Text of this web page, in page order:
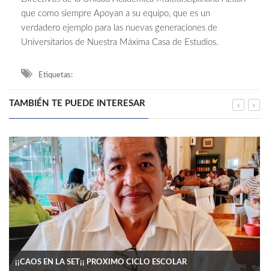
que como siempre Apoyan a su equipo, que es un
verdadero ejemplo para las nuevas generaciones de
Universitarios de Nuestra Máxima Casa de Estudios.
Etiquetas:
TAMBIÉN TE PUEDE INTERESAR
¡¡CAOS EN LA SET¡¡ PROXIMO CICLO ESCOLAR